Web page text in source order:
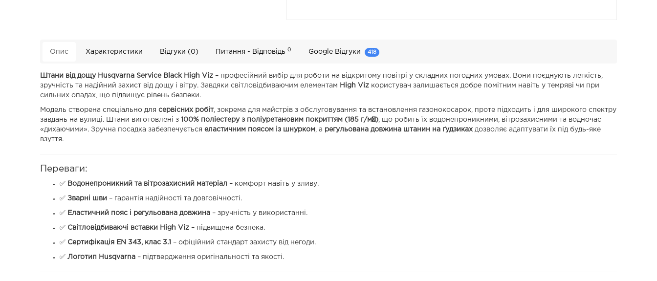
Опис Характеристики Відгуки (0) Питання - Відповідь0 Google Відгуки 418
Штани від дощу Husqvarna Service Black High Viz – професійний вибір для роботи на відкритому повітрі у складних погодних умовах. Вони поєднують легкість,
зручність та надійний захист від дощу і вітру. Завдяки світловідбиваючим елементам
High Viz користувач залишається добре помітним навіть у темряві чи при
сильних опадах, що підвищує рівень безпеки.
Модель створена спеціально длясервісних робіт, зокрема для майстрів з обслуговування та встановлення газонокосарок, проте підходить і для широкого спектру
завдань на вулиці. Штани виготовлені з
100% поліестеру з поліуретановим покриттям (185 г/м²) , що робить їх водонепроникними, вітрозахисними та водночас
«дихаючими». Зручна посадка забезпечуєтьсяеластичним поясом із шнурком , а регульована довжина штанин на ґудзиках дозволяє адаптувати їх під будь-яке
взуття.
Переваги:
✅ Водонепроникний та вітрозахисний матеріал – комфорт навіть у зливу.
✅Зварні шви – гарантія надійності та довговічності.
✅ Еластичний пояс і регульована довжина – зручність у використанні.
✅ Світловідбиваючі вставки High Viz – підвищена безпека.
✅ Сертифікація EN 343, клас 3.1 – офіційний стандарт захисту від негоди.
✅Логотип Husqvarna – підтвердження оригінальності та якості.